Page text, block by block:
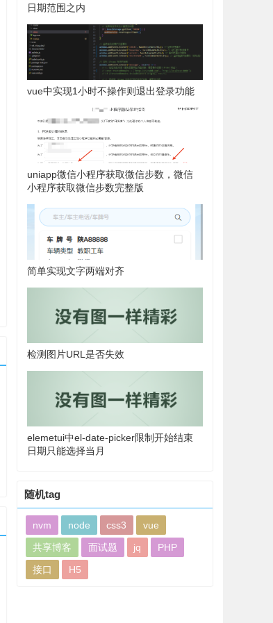
日期范围之内
vue中实现1小时不操作则退出登录功能
uniapp微信小程序获取微信步数，微信
小程序获取微信步数完整版
简单实现文字两端对齐
检测图片URL是否失效
elemetui中el-date-picker限制开始结束
日期只能选择当月
随机tag
nvm node css3
vue
共享博客
面试题 jq
PHP
接口
H5